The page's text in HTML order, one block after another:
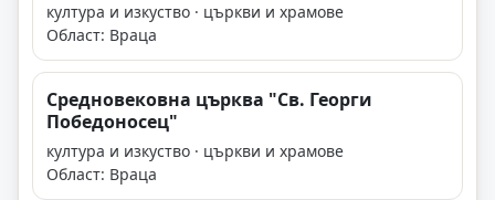
култура и изкуство · църкви и храмове
Област: Враца
Средновековна църква "Св. Георги
Победоносец"
култура и изкуство · църкви и храмове
Област: Враца